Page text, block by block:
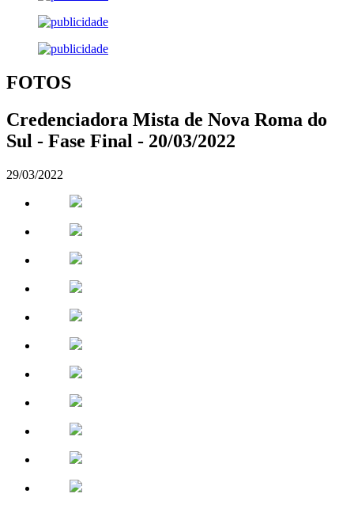
FOTOS
Credenciadora Mista de Nova Roma do
Sul - Fase Final - 20/03/2022
29/03/2022